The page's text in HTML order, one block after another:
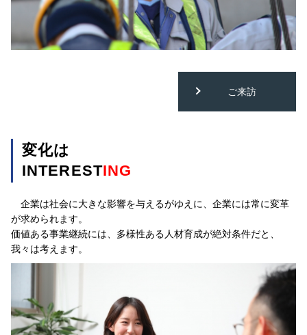
ご来訪
変化は
INTERESTING
企業は社会に大きな影響を与えるがゆえに、企業には常に変革
が求められます。
価値ある事業継続には、多様性ある人材育成が絶対条件だと、
我々は考えます。